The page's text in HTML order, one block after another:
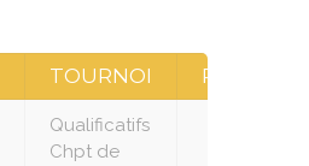
TOURNOI RONDE
Qualificatifs
Chpt de